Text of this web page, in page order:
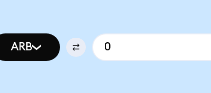
ARB